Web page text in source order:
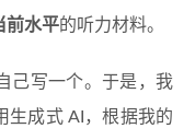
前水平的听力材料。
己写一个。于是，我
生成式 AI，根据我的